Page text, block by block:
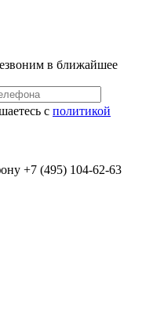
в ближайшее
с политикой
+7 (495) 104-62-63